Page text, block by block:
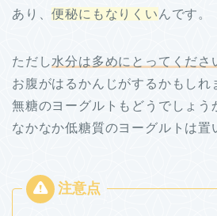
あり、便秘にもなりくい んです。
ただし水分は多めにとってくださ
お腹がはるかんじがするかもしれ
無糖のヨーグルトもどうでしょう
なかなか低糖質のヨーグルトは置